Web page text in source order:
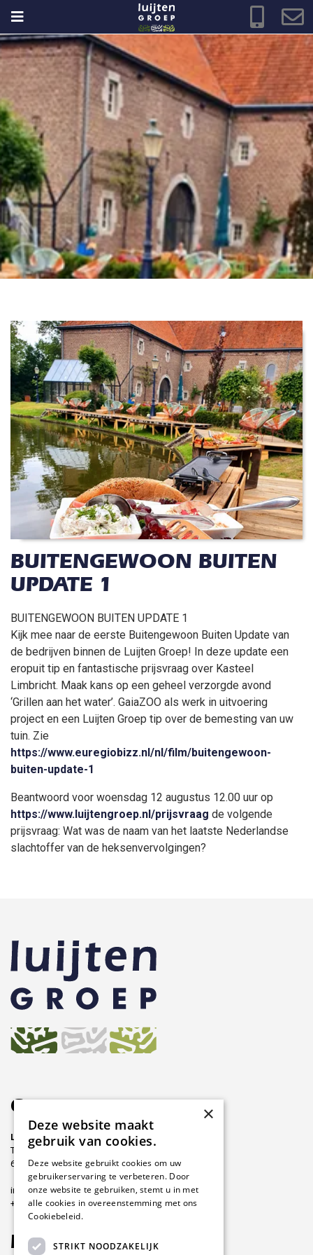
BUITENGEWOON BUITEN
UPDATE 1
BUITENGEWOON BUITEN UPDATE 1
Kijk mee naar de eerste Buitengewoon Buiten Update van
de bedrijven binnen de Luijten Groep! In deze update een
eropuit tip en fantastische prijsvraag over Kasteel
Limbricht. Maak kans op een geheel verzorgde avond
‘Grillen aan het water’. GaiaZOO als werk in uitvoering
project en een Luijten Groep tip over de bemesting van uw
tuin. Zie
https://www.euregiobizz.nl/nl/film/buitengewoon-
buiten-update-1
Beantwoord voor woensdag 12 augustus 12.00 uur op
https://www.luijtengroep.nl/prijsvraag de volgende
prijsvraag: Wat was de naam van het laatste Nederlandse
slachtoffer van de heksenvervolgingen?
Contact
Luijten Groep
Thermiekstraat 21
6361 HB Nuth
info@luijtengroep.nl
+31 (0)45 565 0711
Navigatie
×
Deze website maakt
gebruik van cookies.
Deze website gebruikt cookies om uw
gebruikerservaring te verbeteren. Door
onze website te gebruiken, stemt u in met
alle cookies in overeenstemming met ons
Cookiebeleid.
STRIKT NOODZAKELIJK